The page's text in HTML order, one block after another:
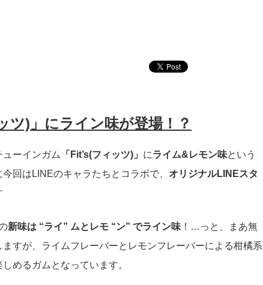
ツ)」にライン味が登場！？
ューインガム 「Fit’s(フィッツ)」 にライム&レモン味という
回はLINEのキャラたちとコラボで、 オリジナルLINEスタ
新味は “ライ” ムとレモ “ン” でライン味 ！…っと、まあ無
すが、ライムフレーバーとレモンフレーバーによる柑橘系
めるガムとなっています。